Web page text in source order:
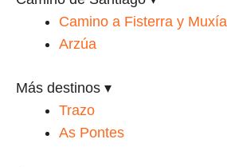
Camino a Fisterra y Muxía
Arzúa
Más destinos ▾
Trazo
As Pontes